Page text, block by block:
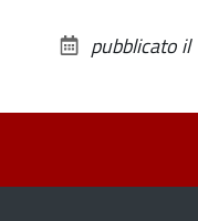
pubblicato il